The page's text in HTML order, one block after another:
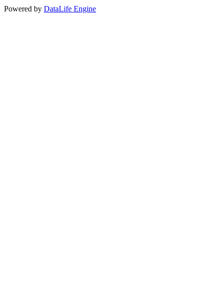
Powered by DataLife Engine